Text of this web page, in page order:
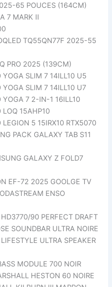
65 POUCES (164CM)
7 MARK II
TQ55QN77F 2025-55
PRO 2025 (139CM)
YOGA SLIM 7 14ILL10 U5
YOGA SLIM 7 14ILL10 U7
YOGA 7 2-IN-1 16ILL10
LOQ 15AHP10
LEGION 5 15IRX10 RTX5070
PACK GALAXY TAB S11
GALAXY Z FOLD7
EF-72 2025 GOOLGE TV
ENSO
90 PERFECT DRAFT
SOUNDBAR ULTRA NOIRE
ULTRA SPEAKER
MODULE 700 NOIR
HESTON 60 NOIRE